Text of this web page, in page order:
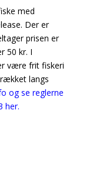
med
Der er
prisen er
50 kr. I
være frit fiskeri
langs
og se reglerne
her.